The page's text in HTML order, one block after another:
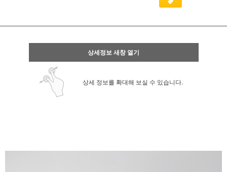
상세정보 새창 열기
상세 정보를 확대해 보실 수 있습니다.